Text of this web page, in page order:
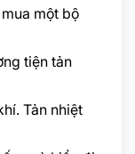
một bộ
tiện tản
Tản nhiệt